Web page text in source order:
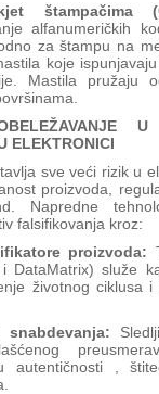
štampačima
alfanumeričkih
za štampu na
koje
Mastila pružaju
ELEKTRONICI
sve veći rizik u
proizvoda,
Napredne
falsifikovanja kroz:
proizvoda:
služe
životnog ciklusa i
autentičnosti ,